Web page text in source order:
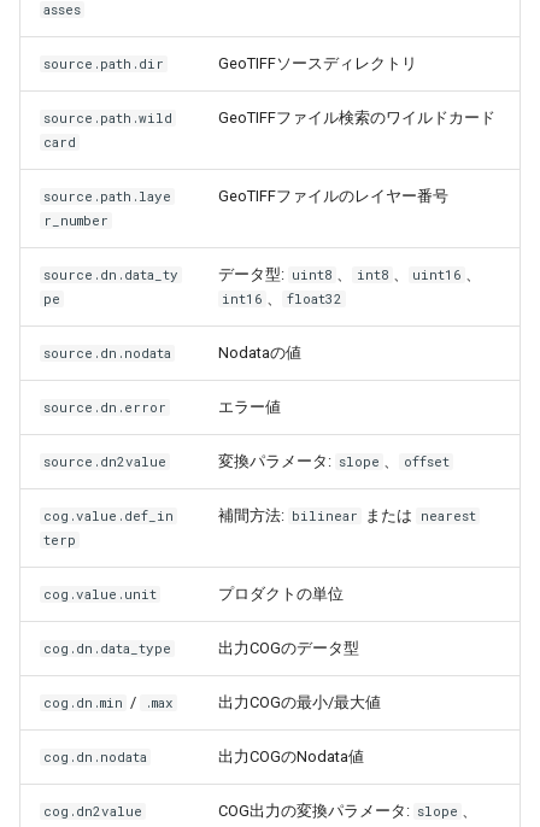
asses
source.path.dir GeoTIFFソースディレクトリ
source.path.wild
card
GeoTIFFファイル検索のワイルドカード
source.path.laye
r_number
GeoTIFFファイルのレイヤー番号
source.dn.data_ty
pe
データ型: uint8 、 int8 、 uint16 、
int16 、 float32
source.dn.nodata Nodataの値
source.dn.error エラー値
source.dn2value 変換パラメータ: slope 、 offset
cog.value.def_in
terp
補間方法: bilinear または nearest
cog.value.unit プロダクトの単位
cog.dn.data_type 出力COGのデータ型
cog.dn.min / .max 出力COGの最小/最大値
cog.dn.nodata 出力COGのNodata値
cog.dn2value COG出力の変換パラメータ: slope 、